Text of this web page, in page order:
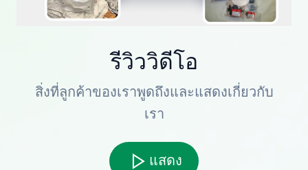
รีวิววิดีโอ
สิ่งที่ลูกค้าของเราพูดถึงและแสดงเกี่ยวกับ
เรา
แสดง